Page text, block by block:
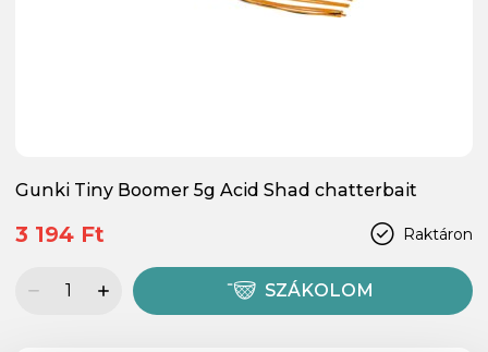
Gunki Tiny Boomer 5g Acid Shad chatterbait
Raktáron
3 194 Ft
SZÁKOLOM